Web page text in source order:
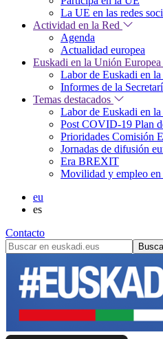
La UE en las redes
Actividad en la Red
Agenda
Actualidad europea
Euskadi en la Unión Europea
Labor de Euskadi en
Informes de la
Temas destacados
Labor de Euskadi en
Post COVID-19 Plan
Prioridades Comisión
Jornadas de difusión
Era BREXIT
Movilidad y empleo
eu
es
Contacto